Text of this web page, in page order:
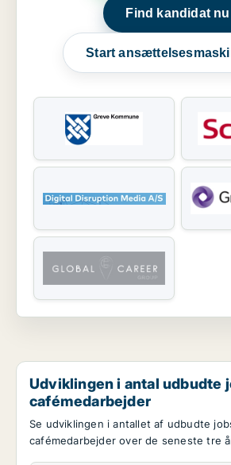
Find kandidat nu
Start
Udviklingen i antal udbudte
cafémedarbejder
Se udviklingen i antallet af udbudte
cafémedarbejder over de seneste tre